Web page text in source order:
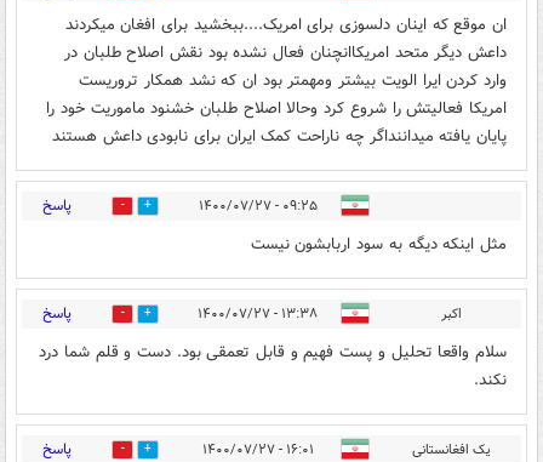
ان موقع که اینان دلسوزی برای امریک....ببخشید برای افغان میکردند
داعش دیگر متحد امریکاانچنان فعال نشده بود نقش اصلاح طلبان در
وارد کردن ایرا الویت بیشتر ومهمتر بود ان که نشد همکار تروریست
امریکا فعالیتش را شروع کرد وحالا اصلاح طلبان خشنود ماموریت خود را
پایان یافته میداننداگر چه ناراحت کمک ایران برای نابودی داعش هستند
۰۹:۲۵ - ۱۴۰۰/۰۷/۲۷ 1 پاسخ
مثل اینکه دیگه به سود اربابشون نیست
اکبر ۱۳:۳۸ - ۱۴۰۰/۰۷/۲۷ 0 پاسخ
سلام واقعا تحلیل و پست فهیم و قابل تعمقی بود. دست و قلم شما درد
نکند.
یک افغانستانی ۱۶:۰۱ - ۱۴۰۰/۰۷/۲۷ 0 پاسخ